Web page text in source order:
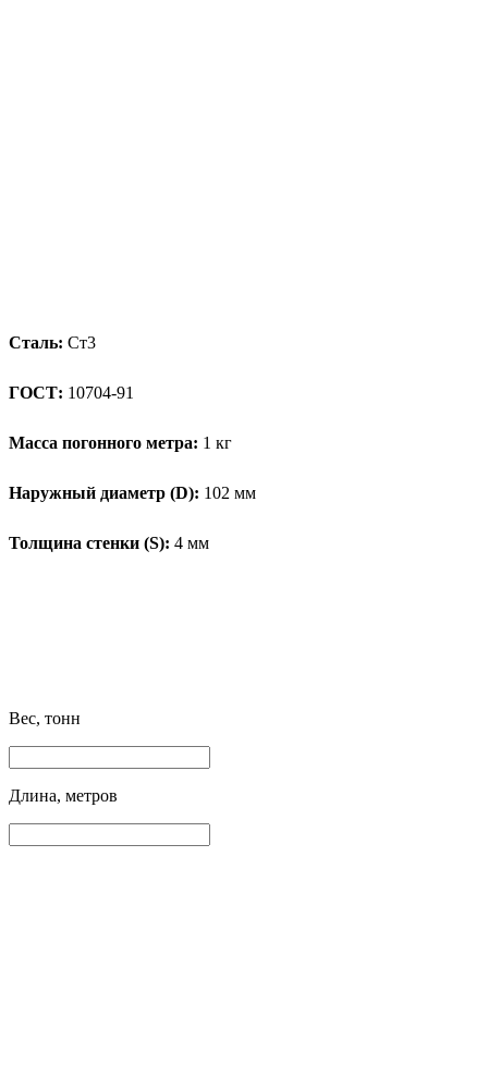
Сталь: Ст3
ГОСТ: 10704-91
Масса погонного метра: 1 кг
Наружный диаметр (D): 102 мм
Толщина стенки (S): 4 мм
Вес, тонн
Длина, метров